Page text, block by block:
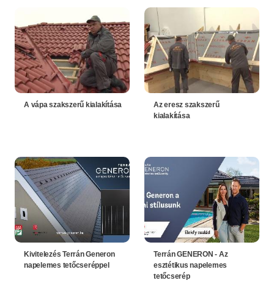
A vápa szakszerű kialakítása
Az eresz szakszerű
kialakítása
Kivitelezés Terrán Generon
napelemes tetőcseréppel
Terrán GENERON - Az
esztétikus napelemes
tetőcserép